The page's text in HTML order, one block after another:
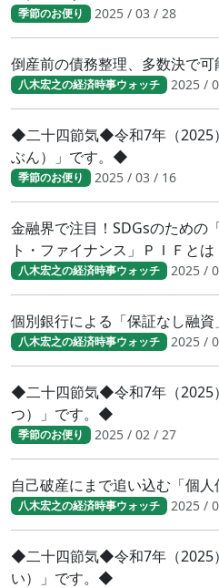
季節のお便り 2025 / 03 / 28
倒産前の債務整理、多数決で可
八木宏之の経済時事ウォッチ 2025 /
◆二十四節気◆令和7年（2025
ぶん）」です。◆
季節のお便り 2025 / 03 / 16
金融界で注目！SDGsのための
ト・ファイナンス」ＰＩＦとは
八木宏之の経済時事ウォッチ 2025 /
個別銀行による「保証なし融資
八木宏之の経済時事ウォッチ 2025 /
◆二十四節気◆令和7年（2025
つ）」です。◆
季節のお便り 2025 / 02 / 27
自己破産にまで追い込む「個人
八木宏之の経済時事ウォッチ 2025 /
◆二十四節気◆令和7年（2025
い）」です。◆